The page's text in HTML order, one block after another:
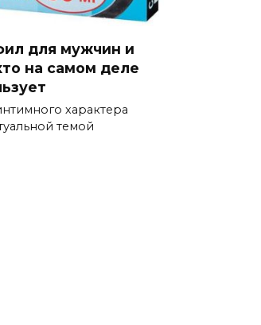
для мужчин и
на самом деле
характера
темой